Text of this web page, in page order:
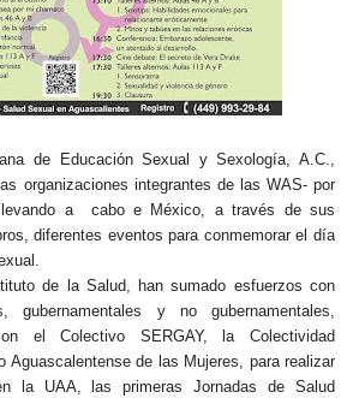
de Educación Sexual y Sexología, A.C.,
organizaciones integrantes de las WAS- por
a cabo e México, a través de sus
diferentes eventos para conmemorar el día
de la Salud, han sumado esfuerzos con
gubernamentales y no gubernamentales,
el Colectivo SERGAY, la Colectividad
Aguascalentense de las Mujeres, para realizar
la UAA, las primeras Jornadas de Salud